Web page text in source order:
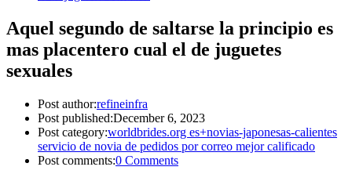
Aquel segundo de saltarse la principio es
mas placentero cual el de juguetes
sexuales
Post author:refineinfra
Post published:December 6, 2023
Post category:worldbrides.org es+novias-japonesas-calientes
servicio de novia de pedidos por correo mejor calificado
Post comments:0 Comments